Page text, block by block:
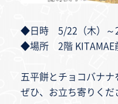
◆日時 5/22（木）～
◆場所 2階 KITAMAE
五平餅とチョコバナナ
ぜひ、お立ち寄りくだ